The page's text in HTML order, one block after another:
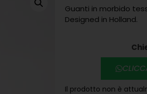
Guanti in morbido
Designed in Holland.
Il prodotto non è